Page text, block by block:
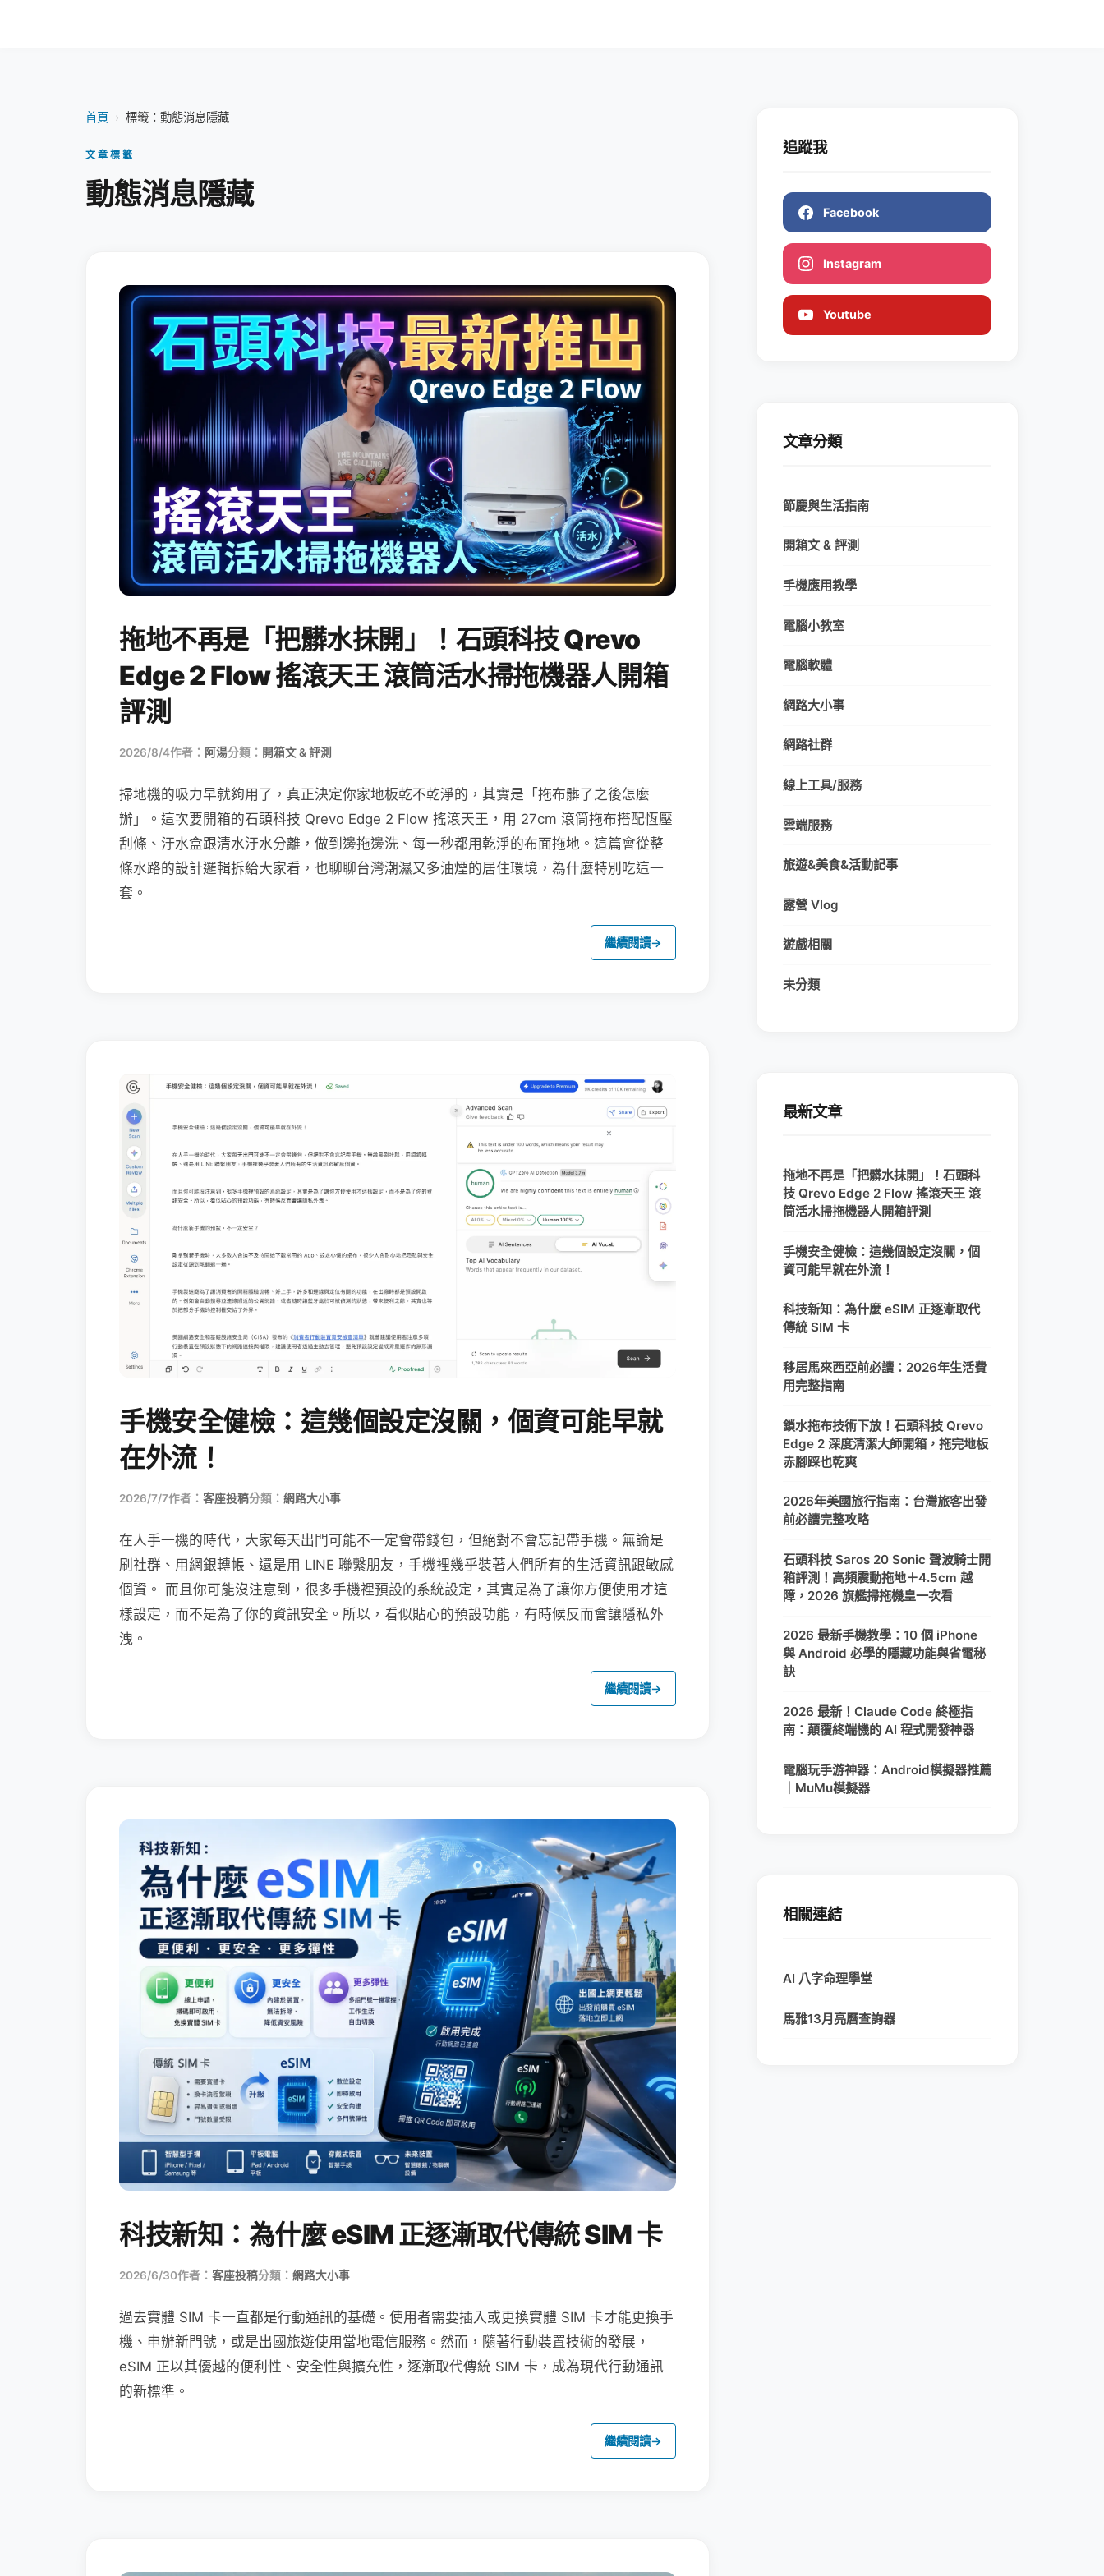
首頁 › 標籤：動態消息隱藏
文章標籤
動態消息隱藏
拖地不再是「把髒水抹開」！石頭科技 Qrevo
Edge 2 Flow 搖滾天王 滾筒活水掃拖機器人開箱
評測
2026/8/4作者： 阿湯分類： 開箱文 & 評測
掃地機的吸力早就夠用了，真正決定你家地板乾不乾淨的，其實是「拖布髒了之後怎麼
辦」。這次要開箱的石頭科技 Qrevo Edge 2 Flow 搖滾天王，用 27cm 滾筒拖布搭配恆壓
刮條、汙水盒跟清水汙水分離，做到邊拖邊洗、每一秒都用乾淨的布面拖地。這篇會從整
條水路的設計邏輯拆給大家看，也聊聊台灣潮濕又多油煙的居住環境，為什麼特別吃這一
套。
繼續閱讀→
手機安全健檢：這幾個設定沒關，個資可能早就
在外流！
2026/7/7作者： 客座投稿分類： 網路大小事
在人手一機的時代，大家每天出門可能不一定會帶錢包，但絕對不會忘記帶手機。無論是
刷社群、用網銀轉帳、還是用 LINE 聯繫朋友，手機裡幾乎裝著人們所有的生活資訊跟敏感
個資。 而且你可能沒注意到，很多手機裡預設的系統設定，其實是為了讓你方便使用才這
樣設定，而不是為了你的資訊安全。所以，看似貼心的預設功能，有時候反而會讓隱私外
洩。
繼續閱讀→
科技新知：為什麼 eSIM 正逐漸取代傳統 SIM 卡
2026/6/30作者： 客座投稿分類： 網路大小事
過去實體 SIM 卡一直都是行動通訊的基礎。使用者需要插入或更換實體 SIM 卡才能更換手
機、申辦新門號，或是出國旅遊使用當地電信服務。然而，隨著行動裝置技術的發展，
eSIM 正以其優越的便利性、安全性與擴充性，逐漸取代傳統 SIM 卡，成為現代行動通訊
的新標準。
繼續閱讀→
追蹤我
Facebook
Instagram
Youtube
文章分類
節慶與生活指南
開箱文 & 評測
手機應用教學
電腦小教室
電腦軟體
網路大小事
網路社群
線上工具/服務
雲端服務
旅遊&美食&活動記事
露營 Vlog
遊戲相關
未分類
最新文章
拖地不再是「把髒水抹開」！石頭科
技 Qrevo Edge 2 Flow 搖滾天王 滾
筒活水掃拖機器人開箱評測
手機安全健檢：這幾個設定沒關，個
資可能早就在外流！
科技新知：為什麼 eSIM 正逐漸取代
傳統 SIM 卡
移居馬來西亞前必讀：2026年生活費
用完整指南
鎖水拖布技術下放！石頭科技 Qrevo
Edge 2 深度清潔大師開箱，拖完地板
赤腳踩也乾爽
2026年美國旅行指南：台灣旅客出發
前必讀完整攻略
石頭科技 Saros 20 Sonic 聲波騎士開
箱評測！高頻震動拖地＋4.5cm 越
障，2026 旗艦掃拖機皇一次看
2026 最新手機教學：10 個 iPhone
與 Android 必學的隱藏功能與省電秘
訣
2026 最新！Claude Code 終極指
南：顛覆終端機的 AI 程式開發神器
電腦玩手游神器：Android模擬器推薦
｜MuMu模擬器
相關連結
AI 八字命理學堂
馬雅13月亮曆查詢器